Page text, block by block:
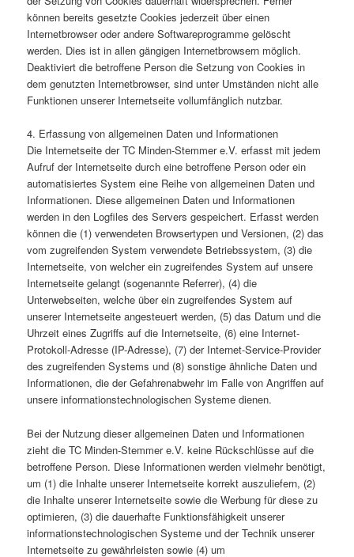
können bereits gesetzte Cookies jederzeit über einen
Internetbrowser oder andere Softwareprogramme gelöscht
werden. Dies ist in allen gängigen Internetbrowsern möglich.
Deaktiviert die betroffene Person die Setzung von Cookies in
dem genutzten Internetbrowser, sind unter Umständen nicht alle
Funktionen unserer Internetseite vollumfänglich nutzbar.
4. Erfassung von allgemeinen Daten und Informationen
Die Internetseite der TC Minden-Stemmer e.V. erfasst mit jedem
Aufruf der Internetseite durch eine betroffene Person oder ein
automatisiertes System eine Reihe von allgemeinen Daten und
Informationen. Diese allgemeinen Daten und Informationen
werden in den Logfiles des Servers gespeichert. Erfasst werden
können die (1) verwendeten Browsertypen und Versionen, (2) das
vom zugreifenden System verwendete Betriebssystem, (3) die
Internetseite, von welcher ein zugreifendes System auf unsere
Internetseite gelangt (sogenannte Referrer), (4) die
Unterwebseiten, welche über ein zugreifendes System auf
unserer Internetseite angesteuert werden, (5) das Datum und die
Uhrzeit eines Zugriffs auf die Internetseite, (6) eine Internet-
Protokoll-Adresse (IP-Adresse), (7) der Internet-Service-Provider
des zugreifenden Systems und (8) sonstige ähnliche Daten und
Informationen, die der Gefahrenabwehr im Falle von Angriffen auf
unsere informationstechnologischen Systeme dienen.
Bei der Nutzung dieser allgemeinen Daten und Informationen
zieht die TC Minden-Stemmer e.V. keine Rückschlüsse auf die
betroffene Person. Diese Informationen werden vielmehr benötigt,
um (1) die Inhalte unserer Internetseite korrekt auszuliefern, (2)
die Inhalte unserer Internetseite sowie die Werbung für diese zu
optimieren, (3) die dauerhafte Funktionsfähigkeit unserer
informationstechnologischen Systeme und der Technik unserer
Internetseite zu gewährleisten sowie (4) um